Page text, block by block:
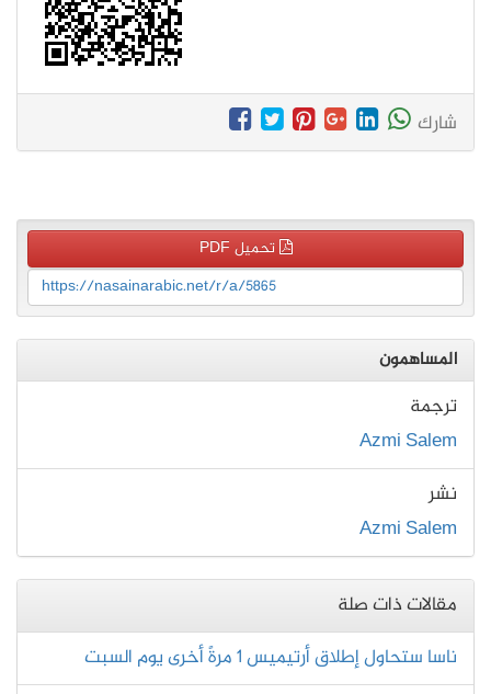
شارك
تحميل PDF
https://nasainarabic.net/r/a/5865
المساهمون
ترجمة
Azmi Salem
نشر
Azmi Salem
مقالات ذات صلة
ناسا ستحاول إطلاق أرتيميس 1 مرةً أخرى يوم السبت